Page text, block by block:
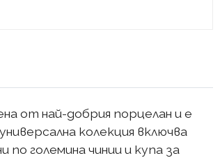
от най-добрия порцелан и е
колекция включва
големина чинии и купа за